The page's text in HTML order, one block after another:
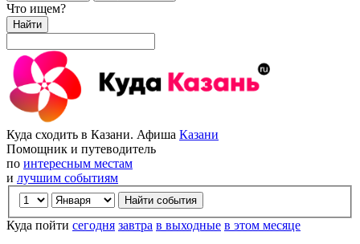
Что ищем?
Найти
Куда сходить в Казани. Афиша Казани
Помощник и путеводитель
по интересным местам
и лучшим событиям
Куда пойти сегодня завтра в выходные в этом месяце